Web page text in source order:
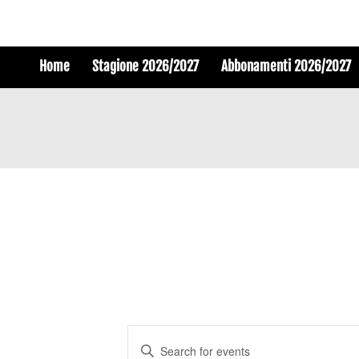
Home Stagione 2026/2027 Abbonamenti 2026/2027
Events
Enter